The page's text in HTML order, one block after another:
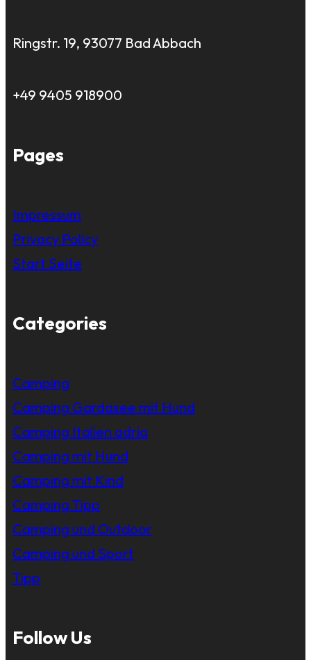
Ringstr. 19, 93077 Bad Abbach
+49 9405 918900
Pages
Impressum
Privacy Policy
Start Seite
Categories
Camping
Camping Gardasee mit Hund
Camping Italien adria
Camping mit Hund
Camping mit Kind
Camping Tipp
Camping und Outdoor
Camping und Sport
Tipp
Follow Us